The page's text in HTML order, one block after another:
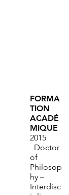
FORMA
TION
ACADÉ
MIQUE
2015
Doctor
of
Philosop
hy –
Interdisc